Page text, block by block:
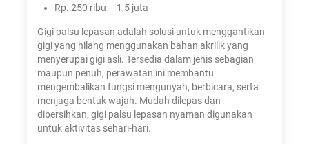
Rp. 250 ribu – 1,5 juta
Gigi palsu lepasan adalah solusi untuk menggantikan
gigi yang hilang menggunakan bahan akrilik yang
menyerupai gigi asli. Tersedia dalam jenis sebagian
maupun penuh, perawatan ini membantu
mengembalikan fungsi mengunyah, berbicara, serta
menjaga bentuk wajah. Mudah dilepas dan
dibersihkan, gigi palsu lepasan nyaman digunakan
untuk aktivitas sehari-hari.